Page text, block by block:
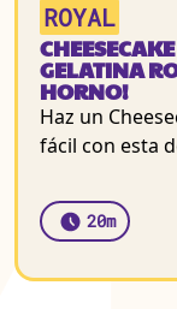
ROYAL
GELATINA
HORNO!
Haz un
fácil con esta
20m